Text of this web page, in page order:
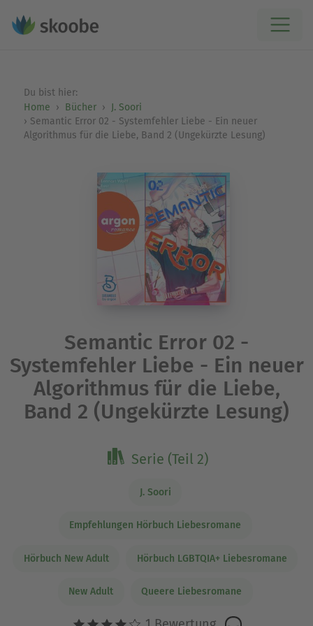
Du bist hier:
Home
Bücher
J. Soori
Semantic Error 02 - Systemfehler Liebe - Ein neuer
Algorithmus für die Liebe, Band 2 (Ungekürzte Lesung)
Semantic Error 02 -
Systemfehler Liebe - Ein neuer
Algorithmus für die Liebe,
Band 2 (Ungekürzte Lesung)
Serie (Teil 2)
J. Soori
Empfehlungen Hörbuch Liebesromane
Hörbuch New Adult Hörbuch LGBTQIA+ Liebesromane
New Adult Queere Liebesromane